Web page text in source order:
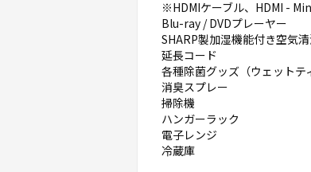
※HDMIケーブル、HDMI -
Blu-ray / DVDプレーヤー
SHARP製加湿機能付き空気
延長コード
各種除菌グッズ（ウェットテ
消臭スプレー
掃除機
ハンガーラック
電子レンジ
冷蔵庫